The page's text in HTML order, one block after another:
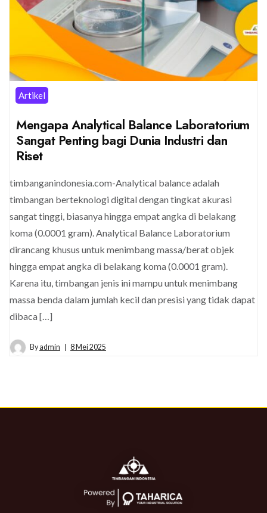
Artikel
Mengapa Analytical Balance Laboratorium
Sangat Penting bagi Dunia Industri dan
Riset
timbanganindonesia.com-Analytical balance adalah
timbangan berteknologi digital dengan tingkat akurasi
sangat tinggi, biasanya hingga empat angka di belakang
koma (0.0001 gram). Analytical Balance Laboratorium
dirancang khusus untuk menimbang massa/berat objek
hingga empat angka di belakang koma (0.0001 gram).
Karena itu, timbangan jenis ini mampu untuk menimbang
massa benda dalam jumlah kecil dan presisi yang tidak dapat
dibaca […]
By admin 8 Mei 2025